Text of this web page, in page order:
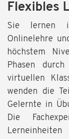
Flexibles
Sie lernen
Onlinelehre
höchstem
Phasen
virtuellen
wenden die
Gelernte in
Die